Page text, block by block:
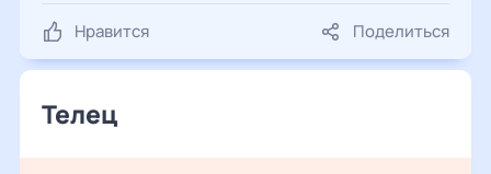
Нравится Поделиться
Телец